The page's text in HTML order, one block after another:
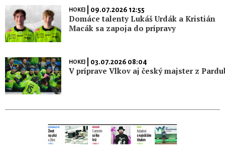
HOKEJ| 09.07.2026 12:55
Domáce talenty Lukáš Urdák a Kristián
Macák sa zapoja do prípravy
HOKEJ| 03.07.2026 08:04
V príprave Vlkov aj český majster z